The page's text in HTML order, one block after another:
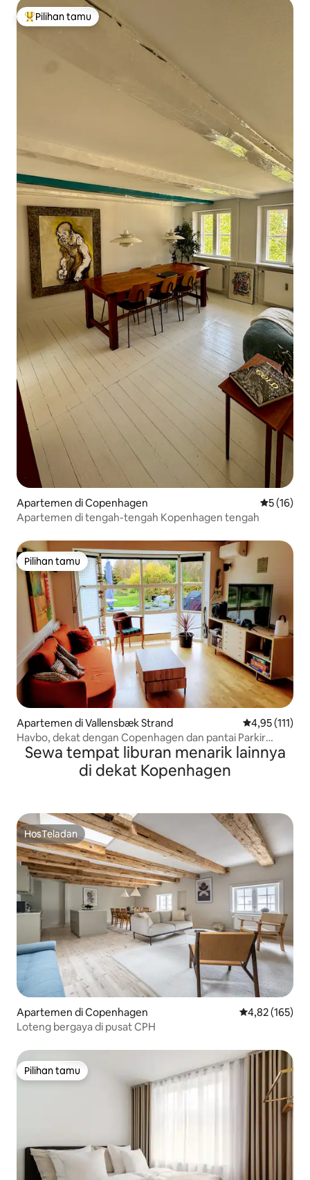
Pilihan tamu terpopuler
Pilihan tamu
Apartemen di Copenhagen Nilai rata-
5 (16)
Apartemen di tengah-tengah Kopenhagen tengah
Pilihan tamu
Pilihan tamu
Apartemen di Vallensbæk Strand Nilai rata-rata
4,95 (111)
Havbo, dekat dengan Copenhagen dan pantai Parkir
gratis
Sewa tempat liburan menarik lainnya
di dekat Kopenhagen
HosTeladan
HosTeladan
Apartemen di Copenhagen Nilai rata-rata
4,82 (165)
Loteng bergaya di pusat CPH
Pilihan tamu
Pilihan tamu